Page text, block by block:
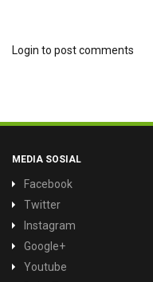
Login to post comments
MEDIA SOSIAL
Facebook
Twitter
Instagram
Google+
Youtube